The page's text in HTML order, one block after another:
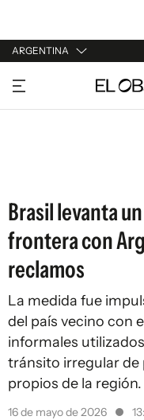
ARGENTINA
URUGUAY
ARGENTINA
Brasil levanta
frontera con
reclamos
La medida fue
del país vecino con
informales
tránsito irregular de
propios de la región.
16 de mayo de 2026